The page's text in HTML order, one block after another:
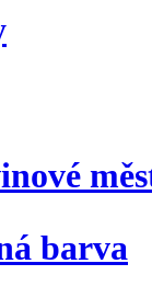
barva